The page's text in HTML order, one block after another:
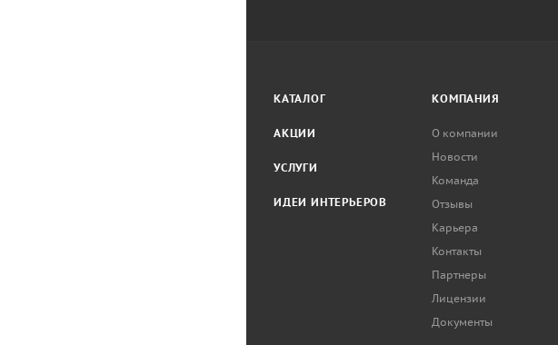
КАТАЛОГ
АКЦИИ
УСЛУГИ
ИДЕИ ИНТЕРЬЕРОВ
КОМПАНИЯ
О компании
Новости
Команда
Отзывы
Карьера
Контакты
Партнеры
Лицензии
Документы